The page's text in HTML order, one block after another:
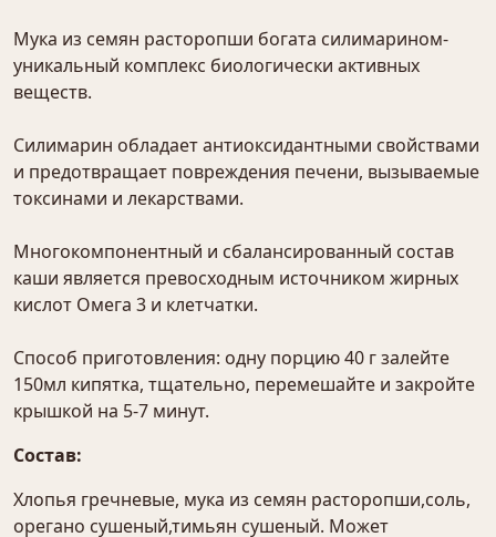
Мука из семян расторопши богата силимарином-
уникальный комплекс биологически активных
веществ.
Силимарин обладает антиоксидантными свойствами
и предотвращает повреждения печени, вызываемые
токсинами и лекарствами.
Многокомпонентный и сбалансированный состав
каши является превосходным источником жирных
кислот Омега 3 и клетчатки.
Способ приготовления: одну порцию 40 г залейте
150мл кипятка, тщательно, перемешайте и закройте
крышкой на 5-7 минут.
Состав:
Хлопья гречневые, мука из семян расторопши,соль,
орегано сушеный,тимьян сушеный. Может